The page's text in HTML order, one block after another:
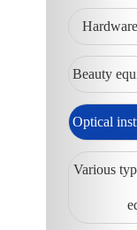
Beauty
Optical
Various